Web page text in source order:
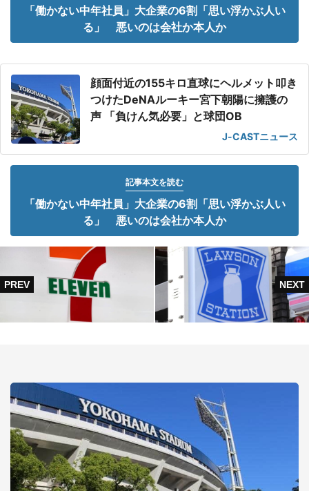
「働かない中年社員」大企業の6割「思い浮かぶ人い
る」 悪いのは会社か本人か
顔面付近の155キロ直球にヘルメット叩き
つけたDeNAルーキー宮下朝陽に擁護の
声 「負けん気必要」と球団OB
J-CASTニュース
記事本文を読む
「働かない中年社員」大企業の6割「思い浮かぶ人い
る」 悪いのは会社か本人か